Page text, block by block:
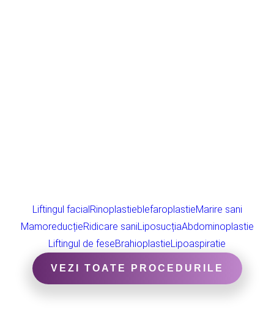
Liftingul facial RinoplastieblefaroplastieMarire sani
MamoreducțieRidicare saniLiposucțiaAbdominoplastie
Liftingul de feseBrahioplastieLipoaspiratie
VEZI TOATE PROCEDURILE